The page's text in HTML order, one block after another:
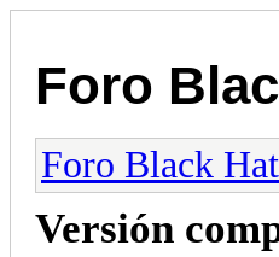
Foro
Foro Black
Versión